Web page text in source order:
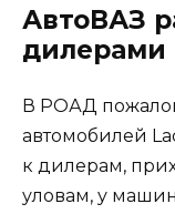
АвтоВАЗ
дилерами
В РОАД
автомобилей
к дилерам,
уловам, у машин